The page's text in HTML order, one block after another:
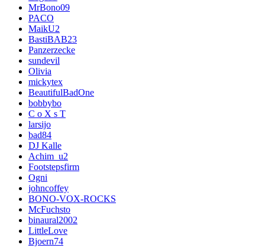
MrBono09
PACO
MaikU2
BastiBAB23
Panzerzecke
sundevil
Olivia
mickytex
BeautifulBadOne
bobbybo
C o X s T
larsijo
bad84
DJ Kalle
Achim_u2
Footstepsfirm
Ogni
johncoffey
BONO-VOX-ROCKS
McFuchsto
binaural2002
LittleLove
Bjoern74